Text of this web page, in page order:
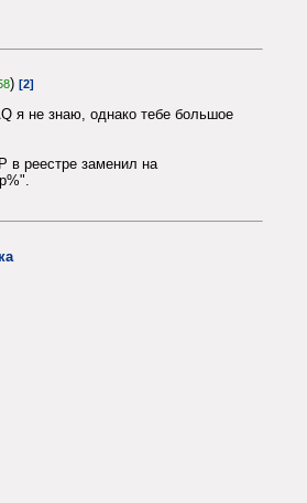
) [2]
я не знаю, однако тебе большое
в реестре заменил на